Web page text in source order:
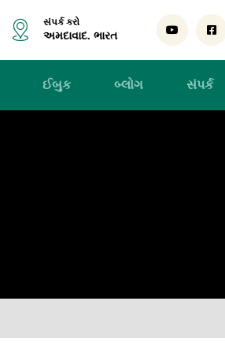
સંપર્ક કરો
અમદાવાદ. ભારત
ઈબુક બ્લોગ સંપર્ક